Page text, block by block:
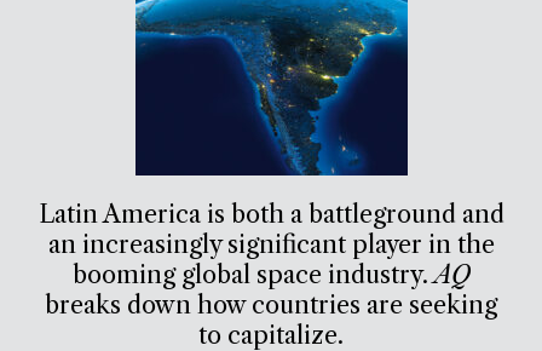
Latin America is both a battleground and
an increasingly significant player in the
booming global space industry.AQ
breaks down how countries are seeking
to capitalize.